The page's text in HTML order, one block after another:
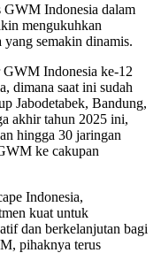
GWM Indonesia dalam
mengukuhkan
semakin dinamis.
GWM Indonesia ke-12
dimana saat ini sudah
Jabodetabek, Bandung,
akhir tahun 2025 ini,
hingga 30 jaringan
ke cakupan
Indonesia,
kuat untuk
dan berkelanjutan bagi
pihaknya terus